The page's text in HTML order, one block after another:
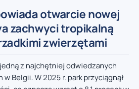
otwarcie nowej
zachwyci tropikalną
zwierzętami
z najchętniej odwiedzanych
Belgii. W 2025 r. park przyciągnął